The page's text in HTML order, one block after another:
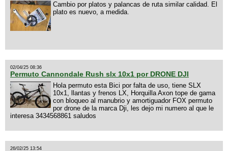
Cambio por platos y palancas de ruta similar calidad. El
plato es nuevo, a medida.
02/04/25 08:36
Permuto Cannondale Rush slx 10x1 por DRONE DJI
Hola permuto esta Bici por falta de uso, tiene SLX
10x1, llantas y frenos LX, Horquilla Axon tope de gama
con bloqueo al manubrio y amortiguador FOX permuto
por drone de la marca Dji, les dejo mi numero al que le
interesa 3434568861 saludos
26/02/25 13:54